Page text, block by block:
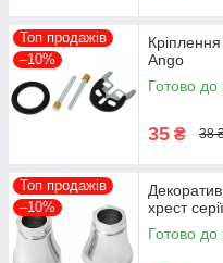
Топ продажів
–10%
Ango
Готово до
35 ₴ 38
Топ продажів
–10%
хрест
Готово до